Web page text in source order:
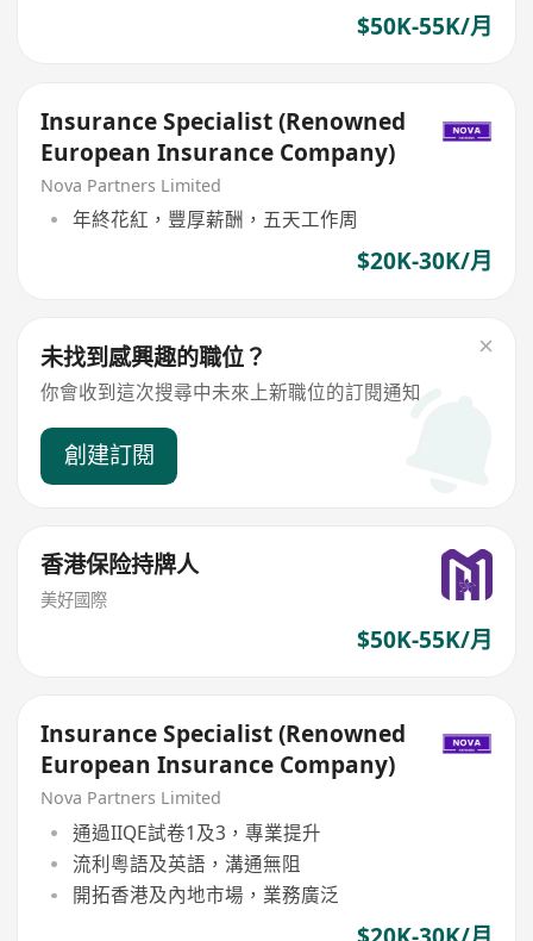
$50K-55K/月
Insurance Specialist (Renowned
European Insurance Company)
Nova Partners Limited
年終花紅，豐厚薪酬，五天工作周
$20K-30K/月
未找到感興趣的職位？
你會收到這次搜尋中未來上新職位的訂閱通知
創建訂閱
香港保险持牌人
美好國際
$50K-55K/月
Insurance Specialist (Renowned
European Insurance Company)
Nova Partners Limited
通過IIQE試卷1及3，專業提升
流利粵語及英語，溝通無阻
開拓香港及內地市場，業務廣泛